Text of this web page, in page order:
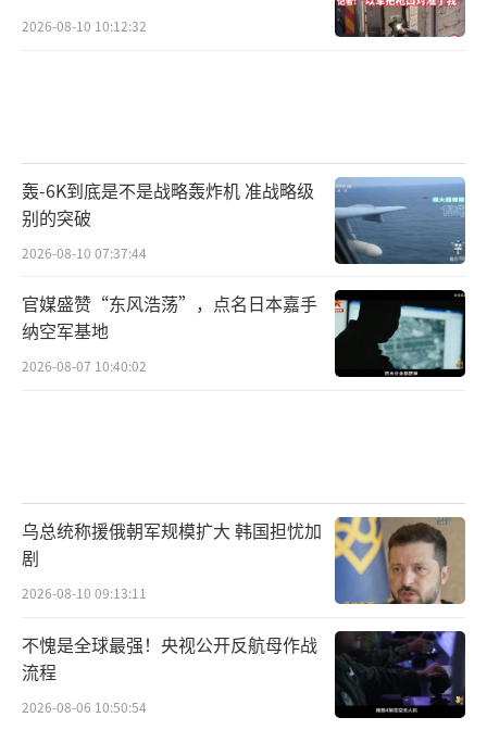
象，特朗普停止支持应对气候变化的国际合
方面产生了巨大的积极影响，这也是为什么特
朗普大幅削减科研支出、攻击全球留学生的举
动，无异于一次大规模自残。
于动用胁迫性硬实力，可能会侵蚀而非加强美
国主导的国际秩序。特朗普过于关注盟友“搭
美国便车”的成本，却忽视了一个事实：正因
是在把赌注押在一种悲剧性的软弱上。（责任编
辑：于浩淙 zx0176）
2026-08-10 10:12:32
轰-6K到底是不是战略轰炸机 准战略级
别的突破
2026-08-10 07:37:44
官媒盛赞“东风浩荡”，点名日本嘉手
纳空军基地
2026-08-07 10:40:02
乌总统称援俄朝军规模扩大 韩国担忧加
剧
2026-08-10 09:13:11
不愧是全球最强！央视公开反航母作战
流程
2026-08-06 10:50:54